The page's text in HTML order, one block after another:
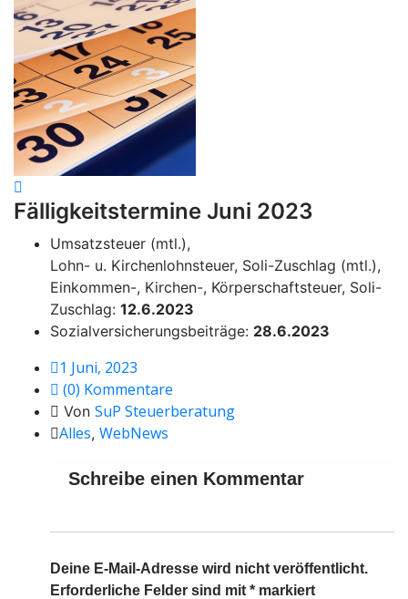
Fälligkeitstermine Juni 2023
Umsatzsteuer (mtl.),
Lohn- u. Kirchenlohnsteuer, Soli-Zuschlag (mtl.),
Einkommen-, Kirchen-, Körperschaftsteuer, Soli-
Zuschlag: 12.6.2023
Sozialversicherungsbeiträge: 28.6.2023
1 Juni, 2023
(0) Kommentare
Von SuP Steuerberatung
Alles, WebNews
Schreibe einen Kommentar
Deine E-Mail-Adresse wird nicht veröffentlicht.
Erforderliche Felder sind mit * markiert